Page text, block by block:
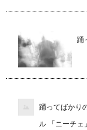
踊
踊ってばかり
ル 「ニーチ